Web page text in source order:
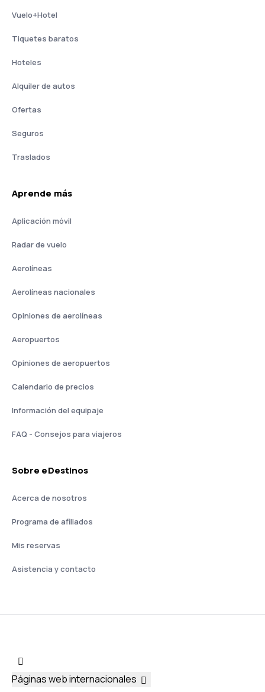
Vuelo+Hotel
Tiquetes baratos
Hoteles
Alquiler de autos
Ofertas
Seguros
Traslados
Aprende más
Aplicación móvil
Radar de vuelo
Aerolíneas
Aerolíneas nacionales
Opiniones de aerolíneas
Aeropuertos
Opiniones de aeropuertos
Calendario de precios
Información del equipaje
FAQ - Consejos para viajeros
Sobre eDestinos
Acerca de nosotros
Programa de afiliados
Mis reservas
Asistencia y contacto
Páginas web internacionales